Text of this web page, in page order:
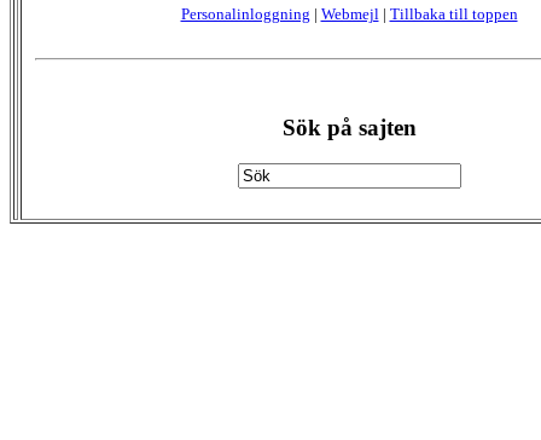
Personalinloggning | Webmejl | Tillbaka till toppen
Sök på sajten